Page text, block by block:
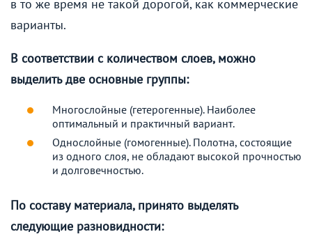
в то же время не такой дорогой, как коммерческие
варианты.
В соответствии с количеством слоев, можно
выделить две основные группы:
Многослойные (гетерогенные). Наиболее
оптимальный и практичный вариант.
Однослойные (гомогенные). Полотна, состоящие
из одного слоя, не обладают высокой прочностью
и долговечностью.
По составу материала, принято выделять
следующие разновидности: